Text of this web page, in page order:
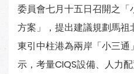
委員會七月十五日召開之
方案」，提出建議規劃馬祖
東引中柱港為兩岸「小三
示，考量CIQS設備、人力